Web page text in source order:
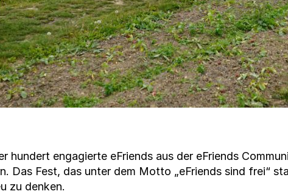
hun­dert engagierte eFriends aus der eFriends
Das Fest, das unter dem Mot­to „eFriends sind frei“
zu denken.